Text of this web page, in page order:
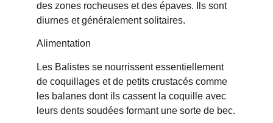
des zones rocheuses et des épaves. Ils sont
diurnes et généralement solitaires.
Alimentation
Les Balistes se nourrissent essentiellement
de coquillages et de petits crustacés comme
les balanes dont ils cassent la coquille avec
leurs dents soudées formant une sorte de bec.